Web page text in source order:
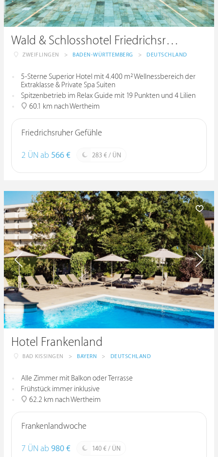
Wald & Schlosshotel Friedrichsruhe
ZWEIFLINGEN > BADEN-WÜRTTEMBERG > DEUTSCHLAND
5-Sterne Superior Hotel mit 4.400 m² Wellnessbereich der
Extraklasse & Private Spa Suiten
Spitzenbetrieb im Relax Guide mit 19 Punkten und 4 Lilien
60.1 km nach Wertheim
Friedrichsruher Gefühle
2 ÜN ab 566 € 283 € / ÜN
Hotel Frankenland
BAD KISSINGEN > BAYERN > DEUTSCHLAND
Alle Zimmer mit Balkon oder Terrasse
Frühstück immer inklusive
62.2 km nach Wertheim
Frankenlandwoche
7 ÜN ab 980 € 140 € / ÜN